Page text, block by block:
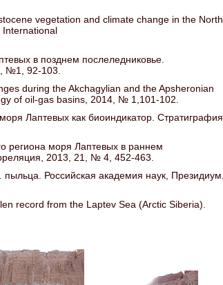
vegetation and climate change in the North
International
в позднем послеледниковье.
№1, 92-103.
during the Akchagylian and the Apsheronian
of oil-gas basins, 2014, № 1,101-102.
Лаптевых как биоиндикатор. Стратиграфия.
региона моря Лаптевых в раннем
2013, 21, № 4, 452-463.
Российская академия наук, Президиум,
record from the Laptev Sea (Arctic Siberia).